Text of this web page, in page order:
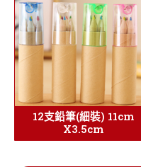
12支鉛筆(細裝) 11cm
X3.5cm